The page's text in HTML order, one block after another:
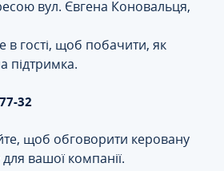
вул. Євгена Коновальця,
в гості, щоб побачити, як
підтримка.
32
щоб обговорити керовану
для вашої компанії.